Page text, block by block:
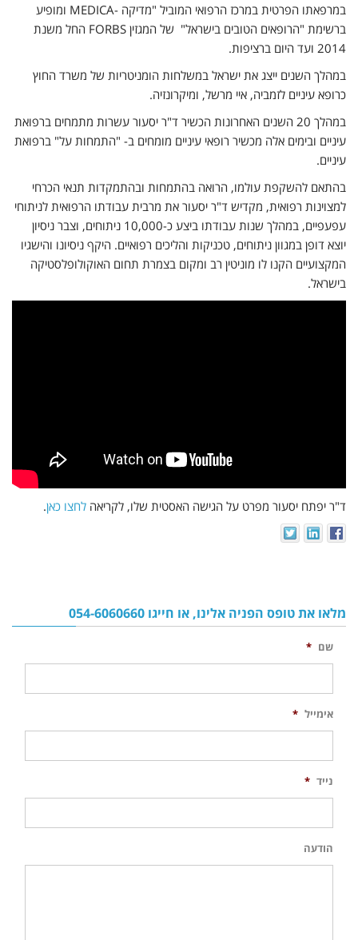
במרפאתו הפרטית במרכז הרפואי המוביל "מדיקה -MEDICA ומופיע
ברשימת "הרופאים הטובים בישראל" של המגזין FORBS החל משנת
2014 ועד היום ברציפות.
במהלך השנים ייצג את ישראל במשלחות הומניטריות של משרד החוץ
כרופא עיניים לזמביה, איי מרשל, ומיקרונזיה.
במהלך 20 השנים האחרונות הכשיר ד"ר יסעור עשרות מתמחים ברפואת
עיניים ובימים אלה מכשיר רופאי עיניים מומחים ב- "התמחות על" ברפואת
עיניים.
בהתאם להשקפת עולמו, הרואה בהתמחות ובהתמקדות תנאי הכרחי
למצוינות רפואית, מקדיש ד"ר יסעור את מרבית עבודתו הרפואית לניתוחי
עפעפיים, במהלך שנות עבודתו ביצע כ-10,000 ניתוחים, וצבר ניסיון
יוצא דופן במגוון ניתוחים, טכניקות והליכים רפואיים. היקף ניסיונו והישגיו
המקצועיים הקנו לו מוניטין רב ומקום בצמרת תחום האוקולופלסטיקה
בישראל.
ד"ר יפתח יסעור מפרט על הגישה האסטית שלו, לקריאה לחצו כאן.
מלאו את טופס הפניה אלינו, או חייגו 054-6060660
שם *
אימייל *
נייד *
הודעה